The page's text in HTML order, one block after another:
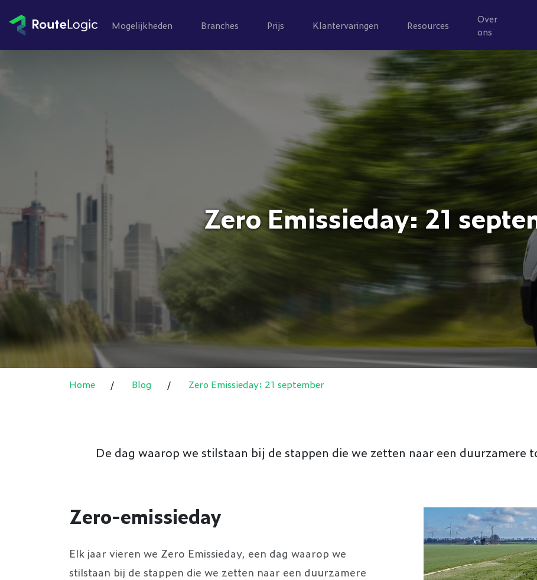
Mogelijkheden Branches Prijs Klantervaringen Resources
Over
ons
Home / Blog / Zero Emissieday: 21 september
Zero Emissieday: 21
De dag waarop we stilstaan bij de stappen die we zetten naar een duurzamere
Zero-emissieday
Elk jaar vieren we Zero Emissieday, een dag waarop we
stilstaan bij de stappen die we zetten naar een duurzamere